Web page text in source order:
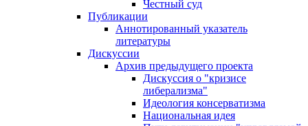
Честный суд
Публикации
Аннотированный указатель
литературы
Дискуссии
Архив предыдущего проекта
Дискуссия о "кризисе
либерализма"
Идеология консерватизма
Национальная идея